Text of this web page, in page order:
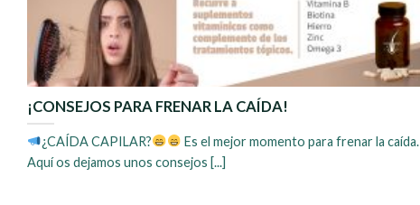
¡CONSEJOS PARA FRENAR LA CAÍDA!
¿CAÍDA CAPILAR?
Es el mejor momento para frenar la caída.
Aquí os dejamos unos consejos [...]